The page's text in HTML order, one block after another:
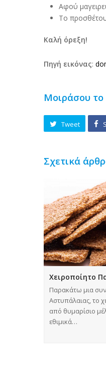
Αφού
Το
Καλή όρεξη!
Πηγή εικόνας:
Μοιράσου το
Tweet
Σχετικά
Χειροποίητο
Παρακάτω μια
Αστυπάλαιας, το
από θυμαρίσιο
εθιμικά…